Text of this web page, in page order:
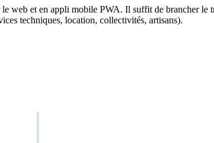
web et en appli mobile PWA. Il suffit de brancher
techniques, location, collectivités, artisans).